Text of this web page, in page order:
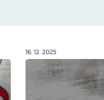
16. 12. 2025